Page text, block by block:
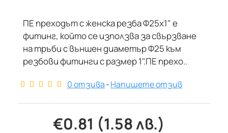
ПЕ преходът с женска резба Ф25х1" е
фитинг, който се използва за свързване
на тръби с външен диаметър Ф25 към
резбови фитинги с размер 1".ПЕ прехо..
0 отзива-Напишете отзив
€0.81 (1.58 лв.)